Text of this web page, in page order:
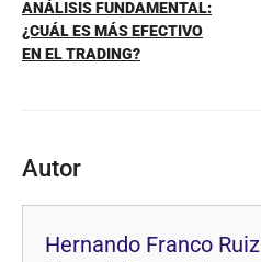
ANÁLISIS FUNDAMENTAL:
¿CUÁL ES MÁS EFECTIVO
EN EL TRADING?
Autor
Hernando Franco Ruiz